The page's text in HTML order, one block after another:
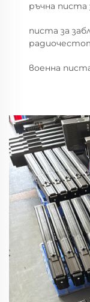
ръчна писта
писта за
военна